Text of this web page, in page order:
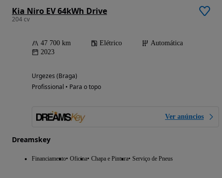
Kia Niro EV 64kWh Drive
204 cv
47 700 km Elétrico
Automática
2023
Urgezes (Braga)
Profissional • Para o topo
Ver anúncios
Dreamskey
Financiamento Oficina Chapa e Pintura Serviço de Pneus